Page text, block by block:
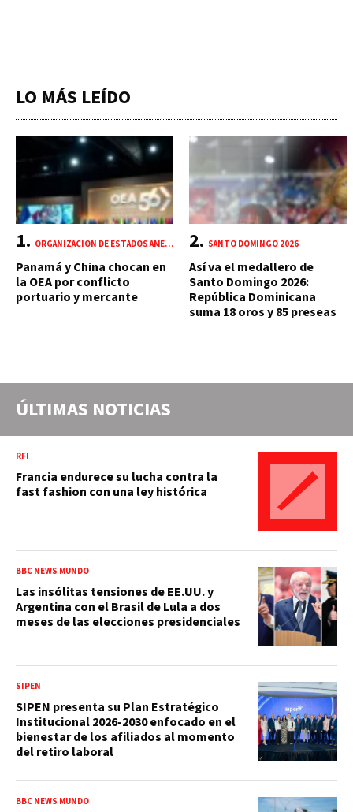
LO MÁS LEÍDO
ORGANIZACIÓN DE ESTADOS AMERICANOS (OEA)
Panamá y China chocan en
la OEA por conflicto
portuario y mercante
SANTO DOMINGO 2026
Así va el medallero de
Santo Domingo 2026:
República Dominicana
suma 18 oros y 85 preseas
ÚLTIMAS NOTICIAS
RFI
Francia endurece su lucha contra la
fast fashion con una ley histórica
BBC NEWS MUNDO
Las insólitas tensiones de EE.UU. y
Argentina con el Brasil de Lula a dos
meses de las elecciones presidenciales
SIPEN
SIPEN presenta su Plan Estratégico
Institucional 2026-2030 enfocado en el
bienestar de los afiliados al momento
del retiro laboral
BBC NEWS MUNDO